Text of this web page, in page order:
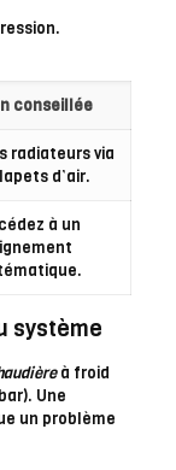
conseillée
radiateurs via
d’air.
à un
système
à froid
Une
un problème